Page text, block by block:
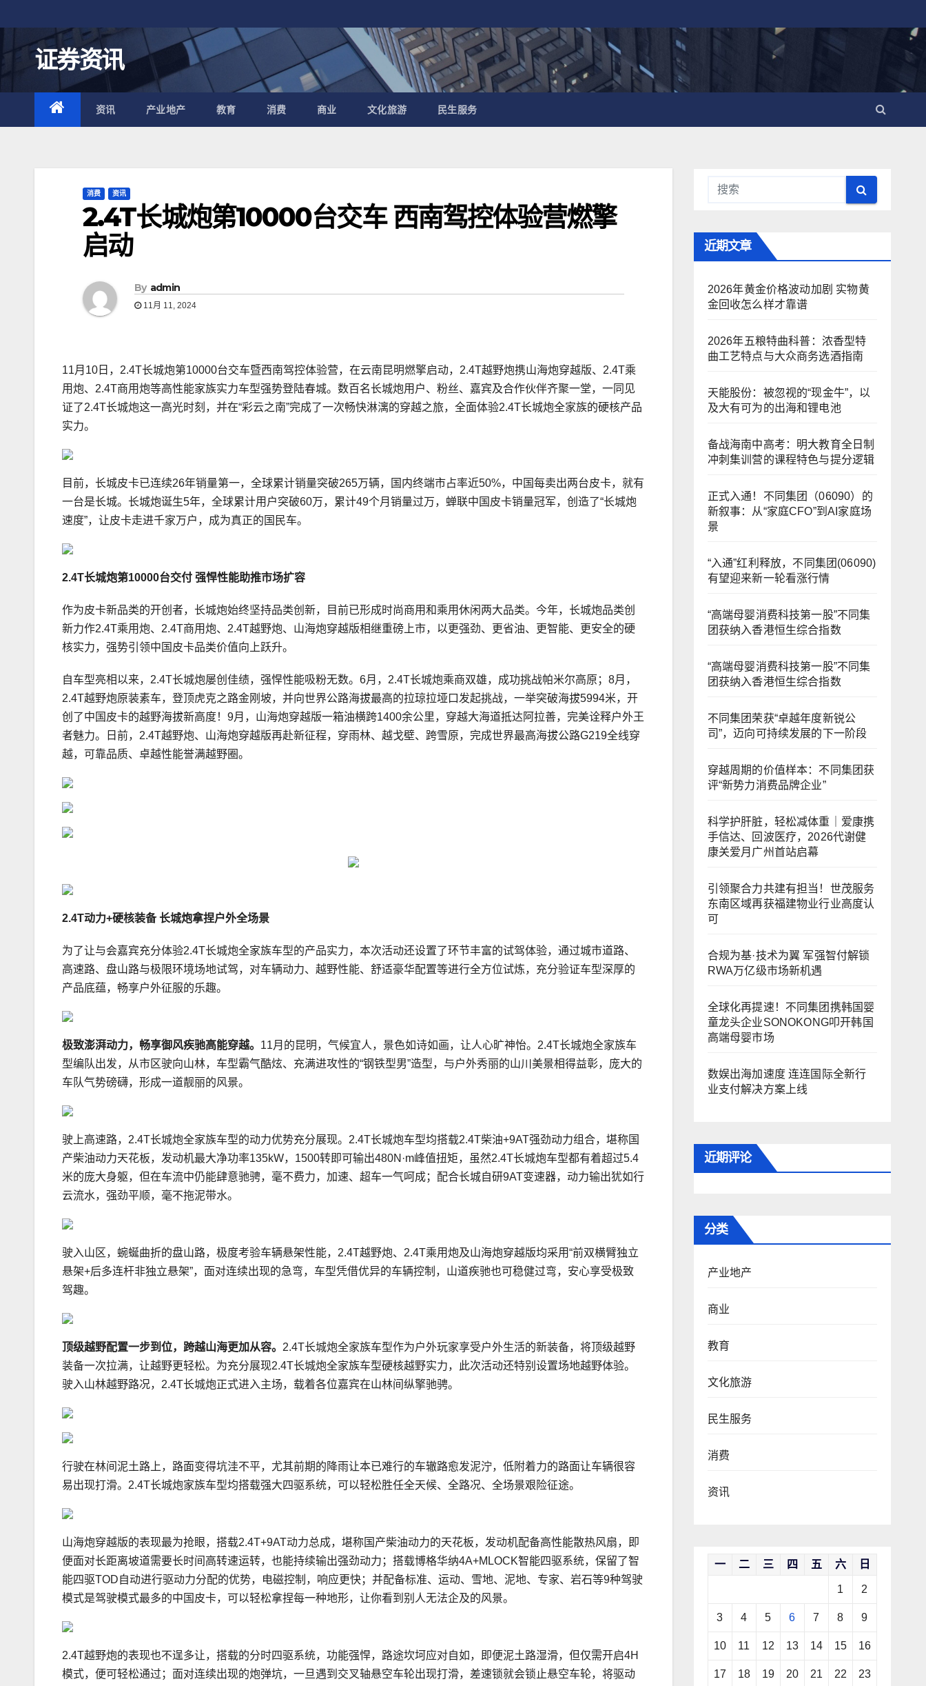
至
内
容
证券资讯
资讯 产业地产 教育 消费 商业 文化旅游 民生服务
消费 资讯
2.4T长城炮第10000台交车 西南驾控体验营燃擎
启动
By admin
11月 11, 2024
11月10日，2.4T长城炮第10000台交车暨西南驾控体验营，在云南昆明燃擎启动，2.4T越野炮携山海炮穿越版、2.4T乘
用炮、2.4T商用炮等高性能家族实力车型强势登陆春城。数百名长城炮用户、粉丝、嘉宾及合作伙伴齐聚一堂，一同见
证了2.4T长城炮这一高光时刻，并在“彩云之南”完成了一次畅快淋漓的穿越之旅，全面体验2.4T长城炮全家族的硬核产品
实力。
目前，长城皮卡已连续26年销量第一，全球累计销量突破265万辆，国内终端市占率近50%，中国每卖出两台皮卡，就有
一台是长城。长城炮诞生5年，全球累计用户突破60万，累计49个月销量过万，蝉联中国皮卡销量冠军，创造了“长城炮
速度”，让皮卡走进千家万户，成为真正的国民车。
2.4T长城炮第10000台交付 强悍性能助推市场扩容
作为皮卡新品类的开创者，长城炮始终坚持品类创新，目前已形成时尚商用和乘用休闲两大品类。今年，长城炮品类创
新力作2.4T乘用炮、2.4T商用炮、2.4T越野炮、山海炮穿越版相继重磅上市，以更强劲、更省油、更智能、更安全的硬
核实力，强势引领中国皮卡品类价值向上跃升。
自车型亮相以来，2.4T长城炮屡创佳绩，强悍性能吸粉无数。6月，2.4T长城炮乘商双雄，成功挑战帕米尔高原；8月，
2.4T越野炮原装素车，登顶虎克之路金刚坡，并向世界公路海拔最高的拉琼拉垭口发起挑战，一举突破海拔5994米，开
创了中国皮卡的越野海拔新高度！9月，山海炮穿越版一箱油横跨1400余公里，穿越大海道抵达阿拉善，完美诠释户外王
者魅力。日前，2.4T越野炮、山海炮穿越版再赴新征程，穿雨林、越戈壁、跨雪原，完成世界最高海拔公路G219全线穿
越，可靠品质、卓越性能誉满越野圈。
2.4T动力+硬核装备 长城炮拿捏户外全场景
为了让与会嘉宾充分体验2.4T长城炮全家族车型的产品实力，本次活动还设置了环节丰富的试驾体验，通过城市道路、
高速路、盘山路与极限环境场地试驾，对车辆动力、越野性能、舒适豪华配置等进行全方位试炼，充分验证车型深厚的
产品底蕴，畅享户外征服的乐趣。
极致澎湃动力， 畅享御风疾驰高能穿越。 11月的昆明，气候宜人，景色如诗如画，让人心旷神怡。2.4T长城炮全家族车
型编队出发，从市区驶向山林，车型霸气酷炫、充满进攻性的“钢铁型男”造型，与户外秀丽的山川美景相得益彰，庞大的
车队气势磅礴，形成一道靓丽的风景。
驶上高速路，2.4T长城炮全家族车型的动力优势充分展现。2.4T长城炮车型均搭载2.4T柴油+9AT强劲动力组合，堪称国
产柴油动力天花板，发动机最大净功率135kW，1500转即可输出480N·m峰值扭矩，虽然2.4T长城炮车型都有着超过5.4
米的庞大身躯，但在车流中仍能肆意驰骋，毫不费力，加速、超车一气呵成；配合长城自研9AT变速器，动力输出犹如行
云流水，强劲平顺，毫不拖泥带水。
驶入山区，蜿蜒曲折的盘山路，极度考验车辆悬架性能，2.4T越野炮、2.4T乘用炮及山海炮穿越版均采用“前双横臂独立
悬架+后多连杆非独立悬架”，面对连续出现的急弯，车型凭借优异的车辆控制，山道疾驰也可稳健过弯，安心享受极致
驾趣。
顶级越野配置一步到位，跨越山海更加从容。 2.4T长城炮全家族车型作为户外玩家享受户外生活的新装备，将顶级越野
装备一次拉满，让越野更轻松。为充分展现2.4T长城炮全家族车型硬核越野实力，此次活动还特别设置场地越野体验。
驶入山林越野路况，2.4T长城炮正式进入主场，载着各位嘉宾在山林间纵擎驰骋。
行驶在林间泥土路上，路面变得坑洼不平，尤其前期的降雨让本已难行的车辙路愈发泥泞，低附着力的路面让车辆很容
易出现打滑。2.4T长城炮家族车型均搭载强大四驱系统，可以轻松胜任全天候、全路况、全场景艰险征途。
山海炮穿越版的表现最为抢眼，搭载2.4T+9AT动力总成，堪称国产柴油动力的天花板，发动机配备高性能散热风扇，即
便面对长距离坡道需要长时间高转速运转，也能持续输出强劲动力；搭载博格华纳4A+MLOCK智能四驱系统，保留了智
能四驱TOD自动进行驱动力分配的优势，电磁控制，响应更快；并配备标准、运动、雪地、泥地、专家、岩石等9种驾驶
模式是驾驶模式最多的中国皮卡，可以轻松拿捏每一种地形，让你看到别人无法企及的风景。
2.4T越野炮的表现也不逞多让，搭载的分时四驱系统，功能强悍，路途坎坷应对自如，即便泥土路湿滑，但仅需开启4H
模式，便可轻松通过；面对连续出现的炮弹坑，一旦遇到交叉轴悬空车轮出现打滑，差速锁就会锁止悬空车轮，将驱动
近期文章
2026年黄金价格波动加剧 实物黄
金回收怎么样才靠谱
2026年五粮特曲科普：浓香型特
曲工艺特点与大众商务选酒指南
天能股份：被忽视的“现金牛”，以
及大有可为的出海和锂电池
备战海南中高考：明大教育全日制
冲刺集训营的课程特色与提分逻辑
正式入通！不同集团（06090）的
新叙事：从“家庭CFO”到AI家庭场
景
“入通”红利释放，不同集团(06090)
有望迎来新一轮看涨行情
“高端母婴消费科技第一股”不同集
团获纳入香港恒生综合指数
“高端母婴消费科技第一股”不同集
团获纳入香港恒生综合指数
不同集团荣获“卓越年度新锐公
司”，迈向可持续发展的下一阶段
穿越周期的价值样本：不同集团获
评“新势力消费品牌企业”
科学护肝脏，轻松减体重｜爱康携
手信达、回波医疗，2026代谢健
康关爱月广州首站启幕
引领聚合力共建有担当！世茂服务
东南区域再获福建物业行业高度认
可
合规为基·技术为翼 军强智付解锁
RWA万亿级市场新机遇
全球化再提速！不同集团携韩国婴
童龙头企业SONOKONG叩开韩国
高端母婴市场
数娱出海加速度 连连国际全新行
业支付解决方案上线
近期评论
分类
产业地产
商业
教育
文化旅游
民生服务
消费
资讯
一 二 三 四 五 六 日
1 2
3 4 5 6 7 8 9
10 11 12 13 14 15 16
17 18 19 20 21 22 23